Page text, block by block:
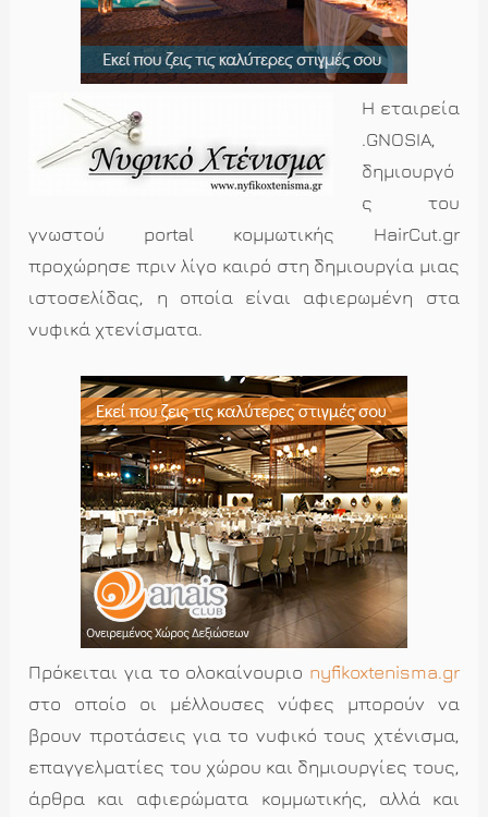
Η εταιρεία
.GNOSIA,
δημιουργό
ς του
γνωστού portal κομμωτικής HairCut.gr
προχώρησε πριν λίγο καιρό στη δημιουργία μιας
ιστοσελίδας, η οποία είναι αφιερωμένη στα
νυφικά χτενίσματα.
Πρόκειται για το ολοκαίνουριο nyfikoxtenisma.gr
στο οποίο οι μέλλουσες νύφες μπορούν να
βρουν προτάσεις για το νυφικό τους χτένισμα,
επαγγελματίες του χώρου και δημιουργίες τους,
άρθρα και αφιερώματα κομμωτικής, αλλά και